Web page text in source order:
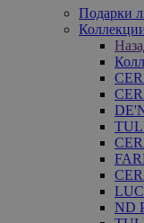
Подарки
ND